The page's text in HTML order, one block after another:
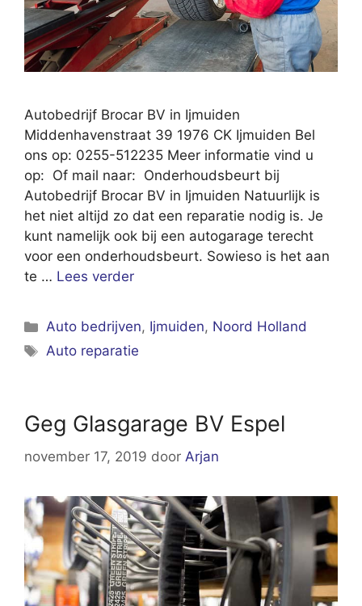
Autobedrijf Brocar BV in Ijmuiden
Middenhavenstraat 39 1976 CK Ijmuiden Bel
ons op: 0255-512235 Meer informatie vind u
op: Of mail naar: Onderhoudsbeurt bij
Autobedrijf Brocar BV in Ijmuiden Natuurlijk is
het niet altijd zo dat een reparatie nodig is. Je
kunt namelijk ook bij een autogarage terecht
voor een onderhoudsbeurt. Sowieso is het aan
te … Lees verder
Categorieën
Auto bedrijven, Ijmuiden, Noord Holland
Tags
Auto reparatie
Geg Glasgarage BV Espel
november 17, 2019 door Arjan